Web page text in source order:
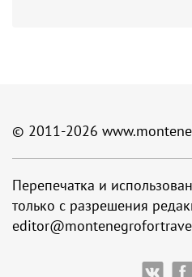
© 2011-2026
Перепечатка и
только с разрешения